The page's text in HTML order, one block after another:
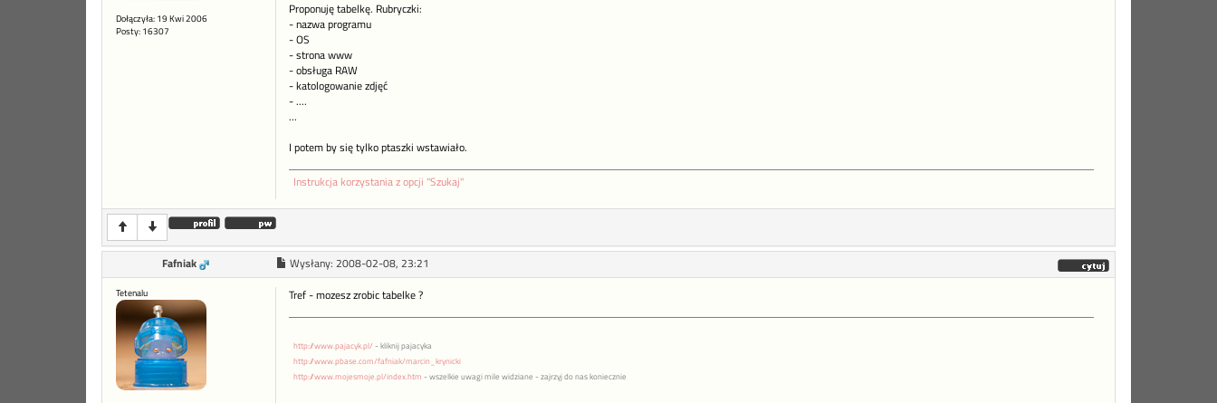
Dołączyła: 19 Kwi 2006
Posty: 16307
Proponuję tabelkę. Rubryczki:
- nazwa programu
- OS
- strona www
- obsługa RAW
- katologowanie zdjęć
- ....
...
I potem by się tylko ptaszki wstawiało.
Instrukcja korzystania z opcji "Szukaj"
Fafniak Wysłany: 2008-02-08, 23:21
Tetenalu Tref - mozesz zrobic tabelke ?
http://www.pajacyk.pl/ - kliknij pajacyka
http://www.pbase.com/fafniak/marcin_krynicki
http://www.mojesmoje.pl/index.htm - wszelkie uwagi mile widziane - zajrzyj do nas koniecznie